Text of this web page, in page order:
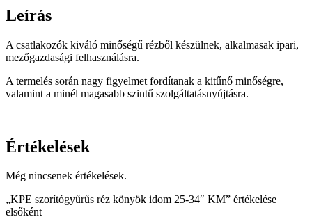
KM
mennyiség
Leírás
A csatlakozók kiváló minőségű rézből készülnek, alkalmasak ipari,
mezőgazdasági felhasználásra.
A termelés során nagy figyelmet fordítanak a kitűnő minőségre,
valamint a minél magasabb szintű szolgáltatásnyújtásra.
Értékelések
Még nincsenek értékelések.
„KPE szorítógyűrűs réz könyök idom 25-34″ KM” értékelése
elsőként